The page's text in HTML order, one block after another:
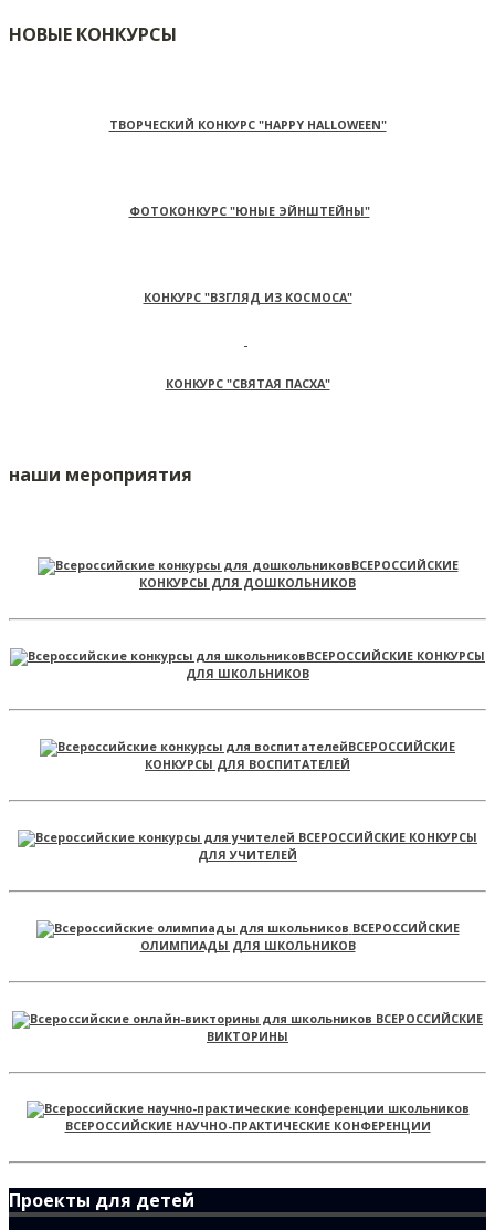
НОВЫЕ КОНКУРСЫ
ТВОРЧЕСКИЙ КОНКУРС "HAPPY HALLOWEEN"
ФОТОКОНКУРС "ЮНЫЕ ЭЙНШТЕЙНЫ"
КОНКУРС "ВЗГЛЯД ИЗ КОСМОСА"
КОНКУРС "СВЯТАЯ ПАСХА"
наши мероприятия
ВСЕРОССИЙСКИЕ
КОНКУРСЫ ДЛЯ ДОШКОЛЬНИКОВ
ВСЕРОССИЙСКИЕ КОНКУРСЫ
ДЛЯ ШКОЛЬНИКОВ
ВСЕРОССИЙСКИЕ
КОНКУРСЫ ДЛЯ ВОСПИТАТЕЛЕЙ
ВСЕРОССИЙСКИЕ КОНКУРСЫ
ДЛЯ УЧИТЕЛЕЙ
ВСЕРОССИЙСКИЕ
ОЛИМПИАДЫ ДЛЯ ШКОЛЬНИКОВ
ВСЕРОССИЙСКИЕ
ВИКТОРИНЫ
ВСЕРОССИЙСКИЕ НАУЧНО-ПРАКТИЧЕСКИЕ КОНФЕРЕНЦИИ
Проекты для детей